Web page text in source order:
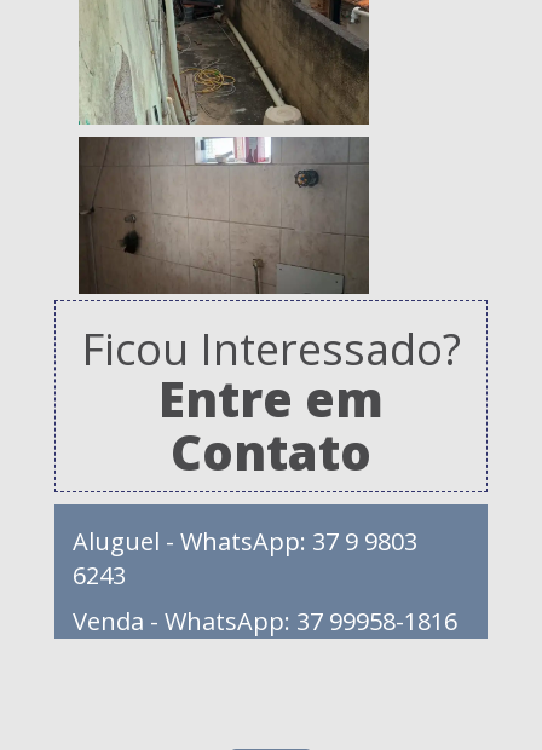
Ficou Interessado?
Entre em
Contato
Aluguel - WhatsApp: 37 9 9803
6243
Venda - WhatsApp: 37 99958-1816